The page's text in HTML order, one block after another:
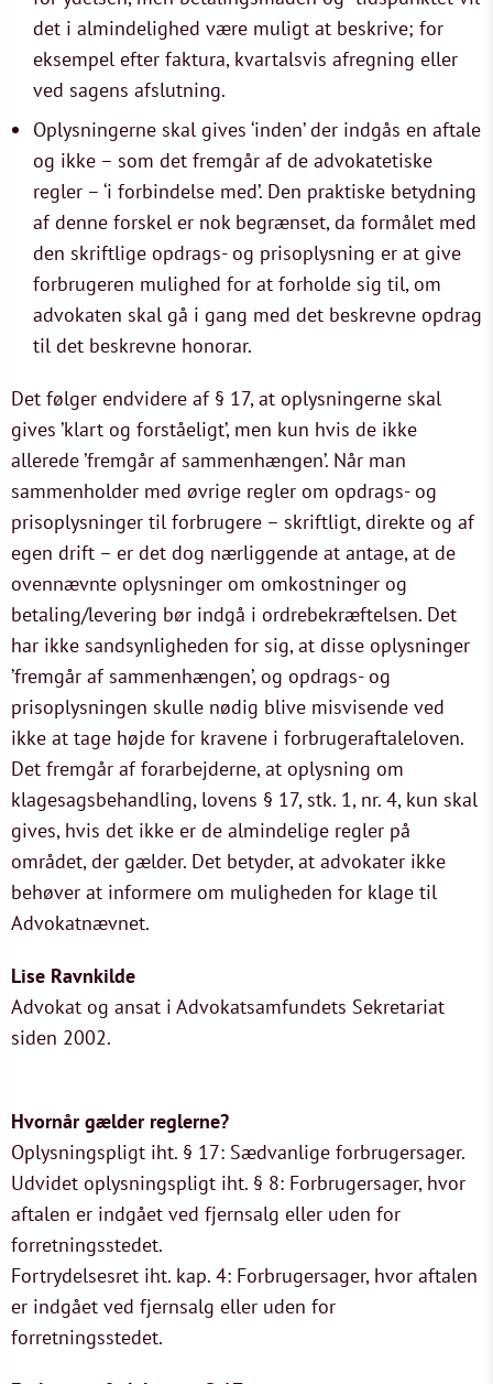
det i almindelighed være muligt at beskrive; for
eksempel efter faktura, kvartalsvis afregning eller
ved sagens afslutning.
Oplysningerne skal gives ‘inden’ der indgås en aftale
og ikke – som det fremgår af de advokatetiske
regler – ‘i forbindelse med’. Den praktiske betydning
af denne forskel er nok begrænset, da formålet med
den skriftlige opdrags- og prisoplysning er at give
forbrugeren mulighed for at forholde sig til, om
advokaten skal gå i gang med det beskrevne opdrag
til det beskrevne honorar.
Det følger endvidere af § 17, at oplysningerne skal
gives ’klart og forståeligt’, men kun hvis de ikke
allerede ’fremgår af sammenhængen’. Når man
sammenholder med øvrige regler om opdrags- og
prisoplysninger til forbrugere – skriftligt, direkte og af
egen drift – er det dog nærliggende at antage, at de
ovennævnte oplysninger om omkostninger og
betaling/levering bør indgå i ordrebekræftelsen. Det
har ikke sandsynligheden for sig, at disse oplysninger
’fremgår af sammenhængen’, og opdrags- og
prisoplysningen skulle nødig blive misvisende ved
ikke at tage højde for kravene i forbrugeraftaleloven.
Det fremgår af forarbejderne, at oplysning om
klagesagsbehandling, lovens § 17, stk. 1, nr. 4, kun skal
gives, hvis det ikke er de almindelige regler på
området, der gælder. Det betyder, at advokater ikke
behøver at informere om muligheden for klage til
Advokatnævnet.
Lise Ravnkilde
Advokat og ansat i Advokatsamfundets Sekretariat
siden 2002.
Hvornår gælder reglerne?
Oplysningspligt iht. § 17: Sædvanlige forbrugersager.
Udvidet oplysningspligt iht. § 8: Forbrugersager, hvor
aftalen er indgået ved fjernsalg eller uden for
forretningsstedet.
Fortrydelsesret iht. kap. 4: Forbrugersager, hvor aftalen
er indgået ved fjernsalg eller uden for
forretningsstedet.